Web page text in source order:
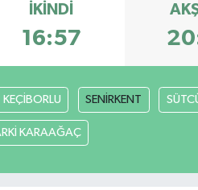
İKINDI
16:57
KEÇİBORLU SENİRKENT
KARAAĞAÇ